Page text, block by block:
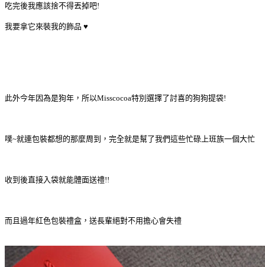
吃完後我應該捨不得丟掉吧!
我要拿它來裝我的飾品 ♥
此外今年因為是狗年，所以Misscocoa特別選擇了討喜的狗狗提袋!
噗~就連包裝都想的那麼周到，完全就是幫了我們這些忙碌上班族一個大忙
收到後直接入袋就能體面送禮!!
而且過年紅色包裝禮盒，送長輩絕對不用擔心會失禮